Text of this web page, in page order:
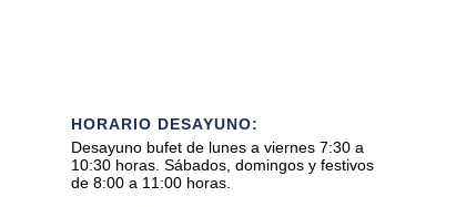
HORARIO DESAYUNO:
Desayuno bufet de lunes a viernes 7:30 a
10:30 horas. Sábados, domingos y festivos
de 8:00 a 11:00 horas.